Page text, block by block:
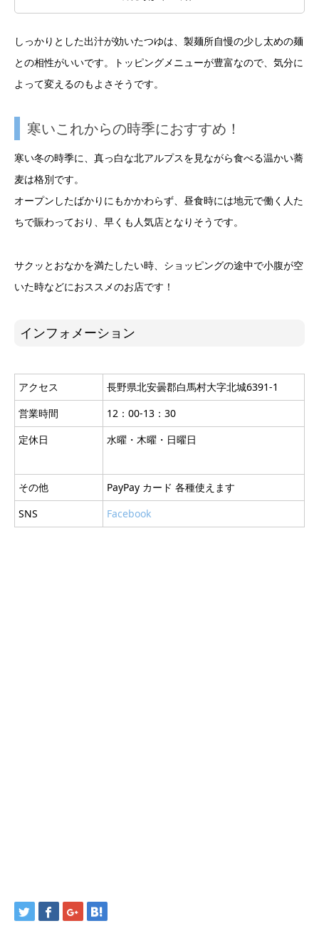
しっかりとした出汁が効いたつゆは、製麺所自慢の少し太めの麺
との相性がいいです。トッピングメニューが豊富なので、気分に
よって変えるのもよさそうです。
寒いこれからの時季におすすめ！
寒い冬の時季に、真っ白な北アルプスを見ながら食べる温かい蕎
麦は格別です。
オープンしたばかりにもかかわらず、昼食時には地元で働く人た
ちで賑わっており、早くも人気店となりそうです。
サクッとおなかを満たしたい時、ショッピングの途中で小腹が空
いた時などにおススメのお店です！
インフォメーション
アクセス
長野県北安曇郡白馬村大字北城6391-1
営業時間
12：00-13：30
定休日
水曜・木曜・日曜日
その他
PayPay カード 各種使えます
SNS
Facebook